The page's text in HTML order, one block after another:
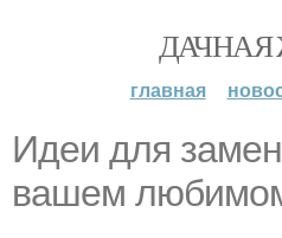
ДАЧНАЯ
главная
Идеи для
вашем